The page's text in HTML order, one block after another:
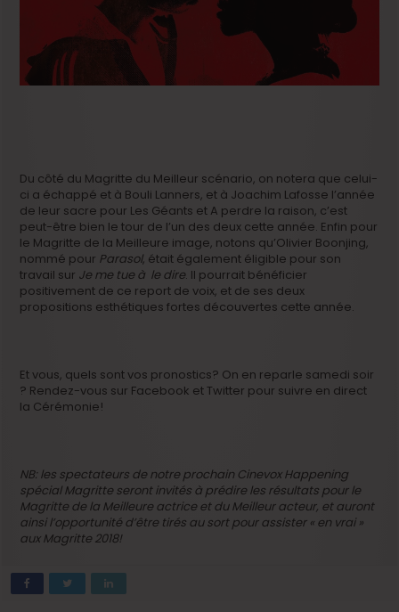
Du côté du Magritte du Meilleur scénario, on notera que celui-
ci a échappé et à Bouli Lanners, et à Joachim Lafosse l’année
de leur sacre pour Les Géants et A perdre la raison, c’est
peut-être bien le tour de l’un des deux cette année. Enfin pour
le Magritte de la Meilleure image, notons qu’Olivier Boonjing,
nommé pour Parasol, était également éligible pour son
travail sur Je me tue à le dire. Il pourrait bénéficier
positivement de ce report de voix, et de ses deux
propositions esthétiques fortes découvertes cette année.
Et vous, quels sont vos pronostics? On en reparle samedi soir
? Rendez-vous sur Facebook et Twitter pour suivre en direct
la Cérémonie!
NB: les spectateurs de notre prochain Cinevox Happening
spécial Magritte seront invités à prédire les résultats pour le
Magritte de la Meilleure actrice et du Meilleur acteur, et auront
ainsi l’opportunité d’être tirés au sort pour assister « en vrai »
aux Magritte 2018!